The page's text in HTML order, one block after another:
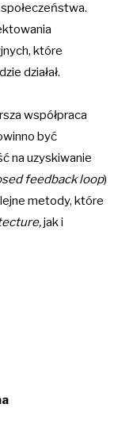
które
działał.
współpraca
być
na uzyskiwanie
feedback loop)
metody, które
jak i